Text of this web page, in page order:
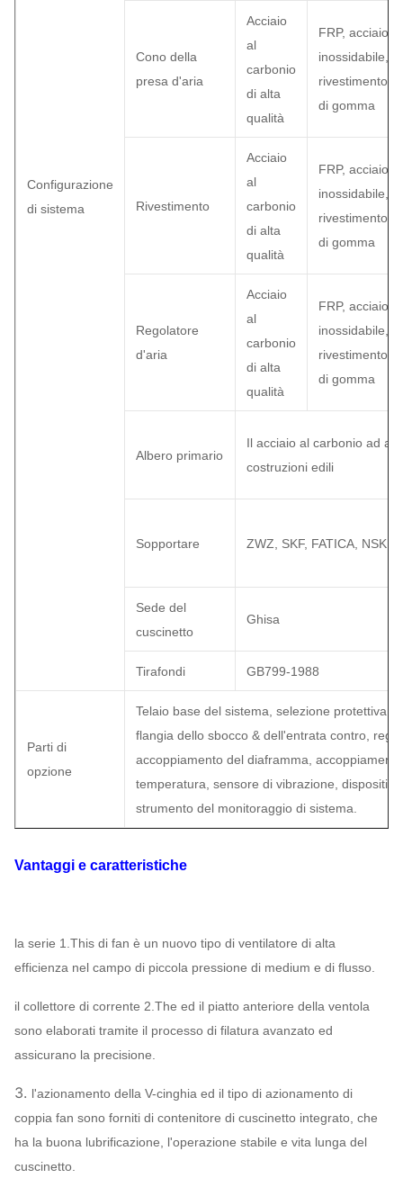
Configurazione
di sistema
Cono della
presa d'aria
Acciaio
al
carbonio
di alta
qualità
FRP, acciaio
inossidabile,
rivestimento
di gomma
Rivestimento
Acciaio
al
carbonio
di alta
qualità
FRP, acciaio
inossidabile,
rivestimento
di gomma
Regolatore
d'aria
Acciaio
al
carbonio
di alta
qualità
FRP, acciaio
inossidabile,
rivestimento
di gomma
Albero primario
Il acciaio al carbonio ad
costruzioni edili
Sopportare ZWZ, SKF, FATICA, NSK
Sede del
cuscinetto
Ghisa
Tirafondi GB799-1988
Parti di
opzione
Telaio base del sistema, selezione protettiva,
flangia dello sbocco & dell'entrata contro,
accoppiamento del diaframma,
temperatura, sensore di vibrazione,
strumento del monitoraggio di sistema.
Vantaggi e caratteristiche
la serie 1.This di fan è un nuovo tipo di ventilatore di alta
efficienza nel campo di piccola pressione di medium e di flusso.
il collettore di corrente 2.The ed il piatto anteriore della ventola
sono elaborati tramite il processo di filatura avanzato ed
assicurano la precisione.
3. l'azionamento della V-cinghia ed il tipo di azionamento di
coppia fan sono forniti di contenitore di cuscinetto integrato, che
ha la buona lubrificazione, l'operazione stabile e vita lunga del
cuscinetto.